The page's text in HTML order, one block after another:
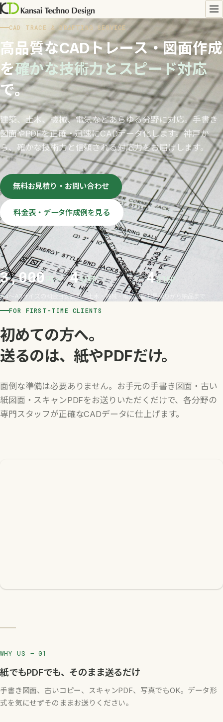
CAD TRACE & DRAFTING SERVICE
高品質なCADトレース・図面作成
を確かな技術力とスピード対応
で。
建築、土木、機械、電気などあらゆる分野に対応。手書き
図面やPDFを正確・迅速にCADデータ化します。神戸か
ら、確かな技術力と信頼される対応力をお届けします。
無料お見積り・お問い合わせ
料金表・データ作成例を見る
3,000 円〜
A4〜A3サイズの料金目安
4分野
建築・土木・機械・電気設備
4STEP
お見積りから納品まで
FOR FIRST-TIME CLIENTS
初めての方へ。
送るのは、紙やPDFだけ。
面倒な準備は必要ありません。お手元の手書き図面・古い
紙図面・スキャンPDFをお送りいただくだけで、各分野の
専門スタッフが正確なCADデータに仕上げます。
WHY US — 01
紙でもPDFでも、そのまま送るだけ
手書き図面、古いコピー、スキャンPDF、写真でもOK。データ形
式を気にせずそのままお送りください。